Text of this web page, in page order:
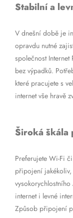
Stabilní a
V dnešní době je
opravdu nutné
společnost
bez výpadků.
které pracujete s
internet vše hravě
Široká
Preferujete Wi-Fi
připojení
internet i levné
Způsob připojení